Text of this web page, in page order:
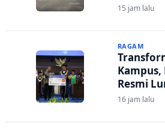
15 jam lalu
RAGAM
Kampus,
Resmi
Branding
16 jam lalu